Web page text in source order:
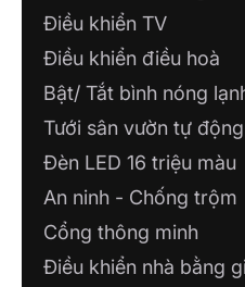
Cài đặt thời gian
Lumi Life+
Dễ dàng điều chỉnh
biến với 3 loại mắt
2.2. Cảm biến phát
Cảm biến phát hiện
cảm biến chuyển động,
biến hồng ngoại (PIR)
chuyển động của người
biến, từ đó truyền
Điều khiển TV
Điều khiển điều hoà
Bật/ Tắt bình nóng
Tưới sân vườn tự động
Đèn LED 16 triệu màu
An ninh - Chống trộm
Cổng thông minh
Điều khiển nhà bằng